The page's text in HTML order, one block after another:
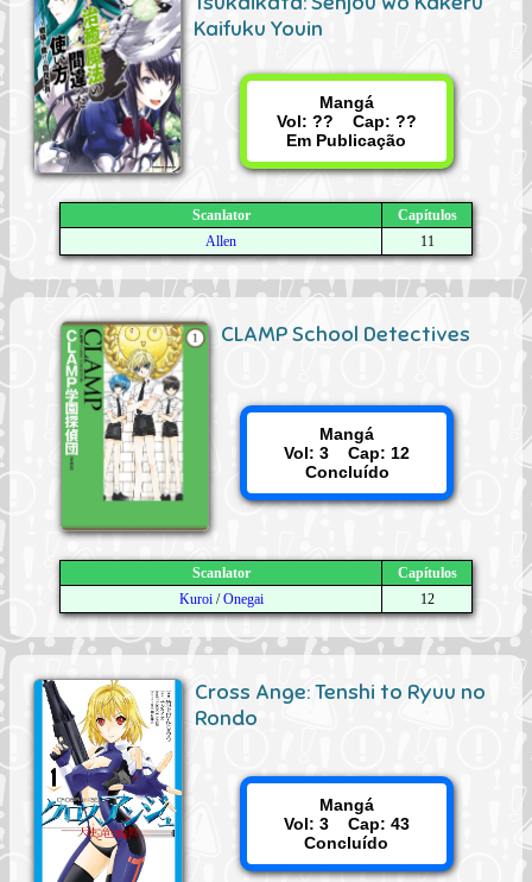
Kaifuku Youin
Mangá
Vol: ?? Cap: ??
Em Publicação
Scanlator
Capítulos
Allen
11
CLAMP School Detectives
Mangá
Vol: 3 Cap: 12
Concluído
Scanlator
Capítulos
Kuroi/Onegai 12
Cross Ange: Tenshi to Ryuu no
Rondo
Mangá
Vol: 3 Cap: 43
Concluído